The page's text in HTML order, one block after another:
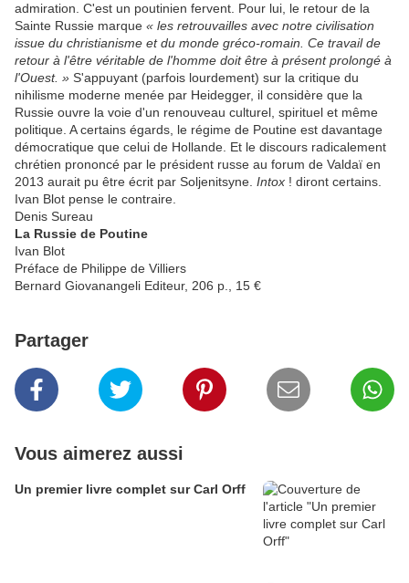
admiration. C'est un poutinien fervent. Pour lui, le retour de la
Sainte Russie marque « les retrouvailles avec notre civilisation
issue du christianisme et du monde gréco-romain. Ce travail de
retour à l'être véritable de l'homme doit être à présent prolongé à
l'Ouest. » S'appuyant (parfois lourdement) sur la critique du
nihilisme moderne menée par Heidegger, il considère que la
Russie ouvre la voie d'un renouveau culturel, spirituel et même
politique. A certains égards, le régime de Poutine est davantage
démocratique que celui de Hollande. Et le discours radicalement
chrétien prononcé par le président russe au forum de Valdaï en
2013 aurait pu être écrit par Soljenitsyne. Intox ! diront certains.
Ivan Blot pense le contraire.
Denis Sureau
La Russie de Poutine
Ivan Blot
Préface de Philippe de Villiers
Bernard Giovanangeli Editeur, 206 p., 15 €
Partager
Vous aimerez aussi
Un premier livre complet sur Carl Orff